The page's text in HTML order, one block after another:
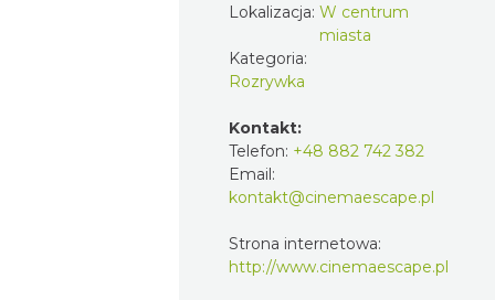
Lokalizacja: W centrum
miasta
Kategoria:
Rozrywka
Kontakt:
Telefon: +48 882 742 382
Email:
kontakt@cinemaescape.pl
Strona internetowa:
http://www.cinemaescape.pl